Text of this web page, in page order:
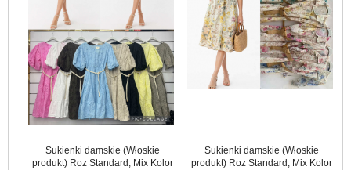
Sukienki damskie (Włoskie
produkt) Roz Standard, Mix Kolor
Sukienki damskie (Włoskie
produkt) Roz Standard, Mix Kolor